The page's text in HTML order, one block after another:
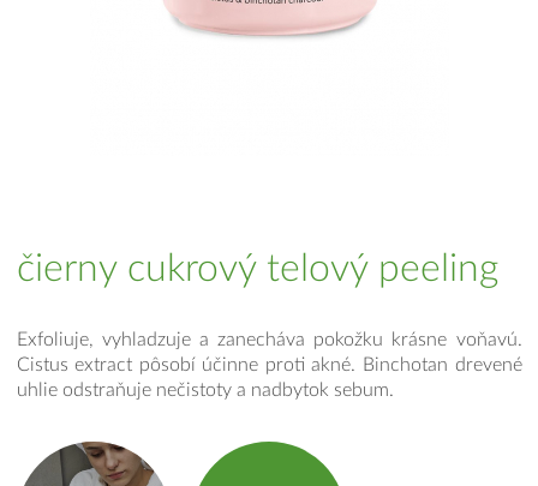
čierny cukrový telový peeling
Exfoliuje, vyhladzuje a zanecháva pokožku krásne voňavú.
Cistus extract pôsobí účinne proti akné. Binchotan drevené
uhlie odstraňuje nečistoty a nadbytok sebum.